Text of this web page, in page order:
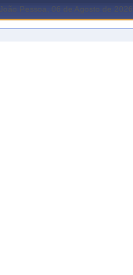
João Pessoa, 06 de Agosto de 2026